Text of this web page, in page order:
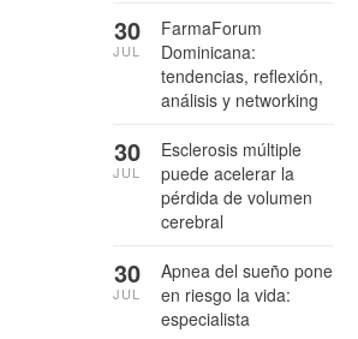
FarmaForum
Dominicana:
tendencias, reflexión,
análisis y networking
30
JUL
Esclerosis múltiple
puede acelerar la
pérdida de volumen
cerebral
30
JUL
Apnea del sueño pone
en riesgo la vida:
especialista
30
JUL